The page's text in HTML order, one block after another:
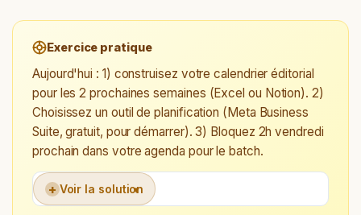
Exercice pratique
Aujourd'hui : 1) construisez votre calendrier éditorial
pour les 2 prochaines semaines (Excel ou Notion). 2)
Choisissez un outil de planification (Meta Business
Suite, gratuit, pour démarrer). 3) Bloquez 2h vendredi
prochain dans votre agenda pour le batch.
+ Voir la solution